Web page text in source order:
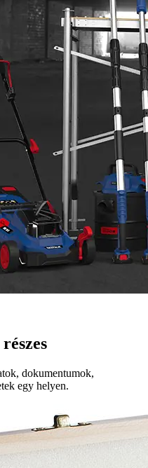
dokumentumok,
egy helyen.